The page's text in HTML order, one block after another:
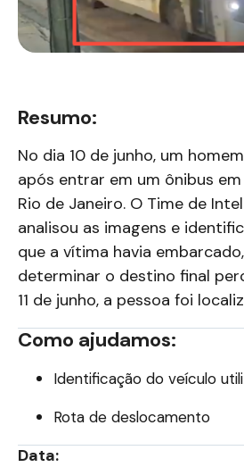
Resumo:
No dia 10 de junho, um
após entrar em um ônibus
Rio de Janeiro. O Time de
analisou as imagens e
que a vítima havia
determinar o destino final
11 de junho, a pessoa foi
Como ajudamos:
Identificação do veículo
Rota de deslocamento
Data: